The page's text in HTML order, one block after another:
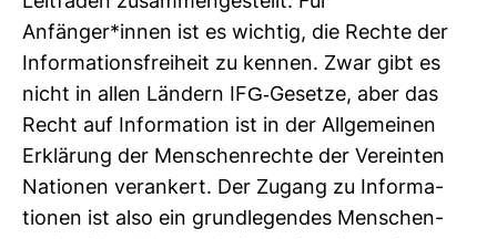
Anfänger*innen ist es wichtig, die Rechte der
Infor­ma­ti­ons­frei­heit zu kennen. Zwar gibt es
nicht in allen Län­dern IFG-​Gesetze, aber das
Recht auf Infor­ma­tion ist in der All­ge­meinen
Erklä­rung der Men­schen­rechte der Ver­einten
Nationen ver­an­kert. Der Zugang zu Infor­ma­
tionen ist also ein grund­le­gendes Men­schen­